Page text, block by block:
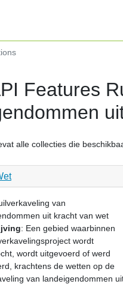
Features
alle collecties die
van
uit kracht van wet
: Een gebied waarbinnen
wordt
wordt uitgevoerd of werd
krachtens de wetten op de
van landeigendommen